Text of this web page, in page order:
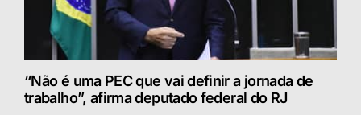
“Não é uma PEC que vai definir a jornada de
trabalho”, afirma deputado federal do RJ